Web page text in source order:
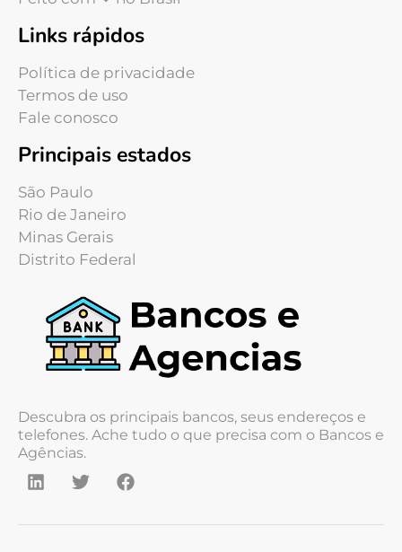
Links rápidos
Política de privacidade
Termos de uso
Fale conosco
Principais estados
São Paulo
Rio de Janeiro
Minas Gerais
Distrito Federal
Descubra os principais bancos, seus endereços e
telefones. Ache tudo o que precisa com o Bancos e
Agências.